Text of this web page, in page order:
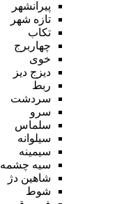
پیرانشهر
تازه شهر
تکاب
چهاربرج
خوی
دیزج دیز
ربط
سردشت
سرو
سلماس
سیلوانه
سیمینه
سیه چشمه
شاهین دژ
شوط